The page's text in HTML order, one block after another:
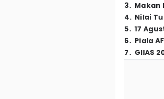
3. Makan
4. Nilai
5. 17
6. Piala
7. GIIAS